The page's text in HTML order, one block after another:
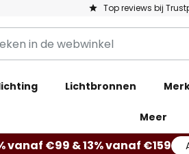
Top reviews bij
Lichtbronnen
Meer
vanaf €99 & 13% vanaf €159